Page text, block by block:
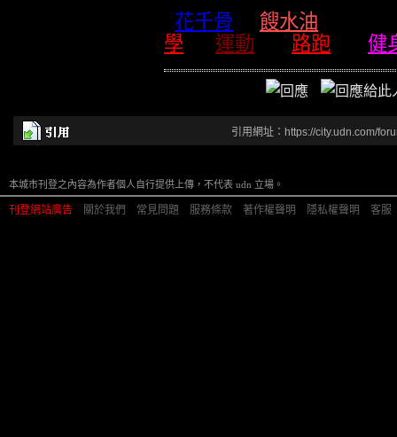
花千骨
餿水油
學
運動 路跑 健
引用網址：https://city.udn.com/
本城市刊登之內容為作者個人自行提供上傳，不代表 udn 立場。
刊登網站廣告 關於我們 常見問題 服務條款 著作權聲明 隱私權聲明 客服